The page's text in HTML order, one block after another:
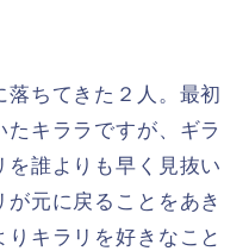
ちてきた２人。最初
キララですが、ギラ
を誰よりも早く見抜い
元に戻ることをあき
キラリを好きなこと